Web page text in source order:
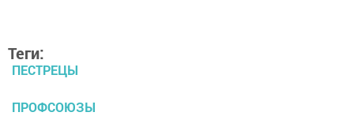
Теги:
ПЕСТРЕЦЫ
ПРОФСОЮЗЫ